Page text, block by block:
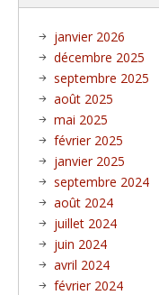
janvier 2026
décembre 2025
septembre 2025
août 2025
mai 2025
février 2025
janvier 2025
septembre 2024
août 2024
juillet 2024
juin 2024
avril 2024
février 2024